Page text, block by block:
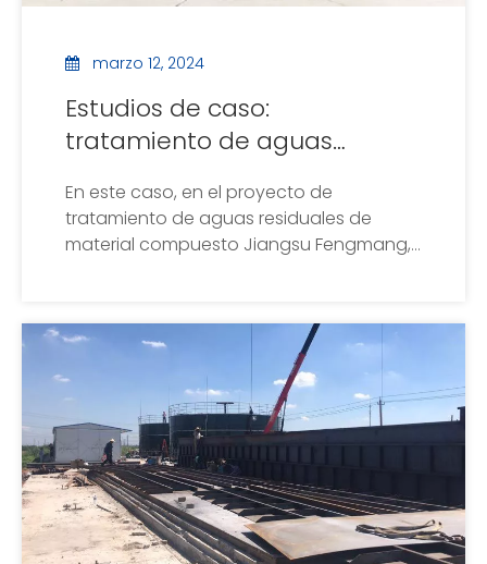
marzo 12, 2024
Estudios de caso:
tratamiento de aguas
En este caso, en el proyecto de
tratamiento de aguas residuales de
material compuesto Jiangsu Fengmang,
fábrica para eliminar la mayoría de las
impurezas suspendidas, y el efluente se
envió a tratamiento bioquímico,
logrando buenos resultados.